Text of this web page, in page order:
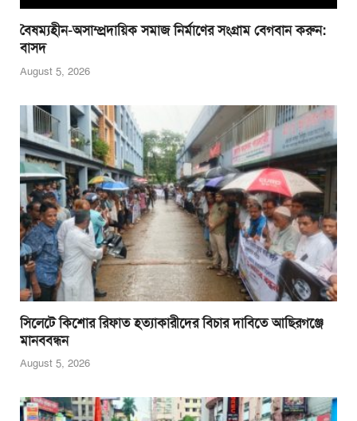
বৈষম্যহীন-অসাম্প্রদায়িক সমাজ নির্মাণের সংগ্রাম বেগবান করুন:
বাসদ
August 5, 2026
সিলেটে কিশোর রিফাত হত্যাকারীদের বিচার দাবিতে আছিরগঞ্জে
মানববন্ধন
August 5, 2026